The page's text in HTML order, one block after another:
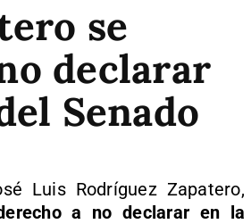
se
declarar
Senado
Luis Rodríguez Zapatero,
a no declarar en la